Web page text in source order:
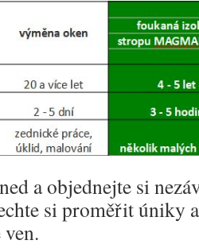
a objednejte si
si proměřit úniky